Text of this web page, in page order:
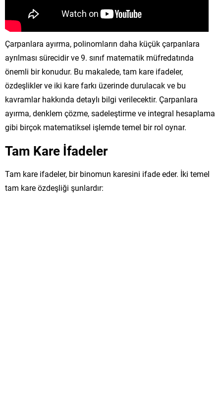
Çarpanlara ayırma, polinomların daha küçük çarpanlara
ayrılması sürecidir ve 9. sınıf matematik müfredatında
önemli bir konudur. Bu makalede, tam kare ifadeler,
özdeşlikler ve iki kare farkı üzerinde durulacak ve bu
kavramlar hakkında detaylı bilgi verilecektir. Çarpanlara
ayırma, denklem çözme, sadeleştirme ve integral hesaplama
gibi birçok matematiksel işlemde temel bir rol oynar.
Tam Kare İfadeler
Tam kare ifadeler, bir binomun karesini ifade eder. İki temel
tam kare özdeşliği şunlardır: